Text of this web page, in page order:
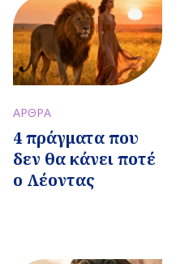
ΑΡΘΡΑ
4 πράγματα που
δεν θα κάνει ποτέ
ο Λέοντας